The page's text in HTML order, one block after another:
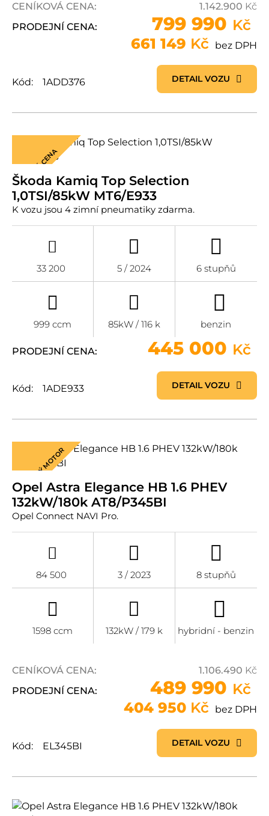
CENÍKOVÁ CENA: 1.142.900 Kč
PRODEJNÍ CENA:
799 990 Kč
661 149 Kč bez DPH
Kód: 1ADD376 DETAIL VOZU
NOVÁ CENA
Škoda Kamiq Top Selection
1,0TSI/85kW MT6/E933
K vozu jsou 4 zimní pneumatiky zdarma.
33 200 5 / 2024 6 stupňů
999 ccm 85kW / 116 k benzin
PRODEJNÍ CENA: 445 000 Kč
Kód: 1ADE933 DETAIL VOZU
ÚSPORNÝ MOTOR
Opel Astra Elegance HB 1.6 PHEV
132kW/180k AT8/P345BI
Opel Connect NAVI Pro.
84 500 3 / 2023 8 stupňů
1598 ccm 132kW / 179 k hybridní - benzin
CENÍKOVÁ CENA: 1.106.490 Kč
PRODEJNÍ CENA:
489 990 Kč
404 950 Kč bez DPH
Kód: EL345BI DETAIL VOZU